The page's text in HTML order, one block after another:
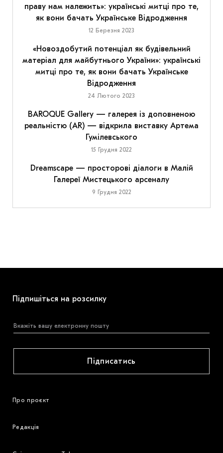
праву нам належить»: українські митці про те,
як вони бачать Українське Відродження
12 Березня 2023
«Новоздобутий потенціал як будівельний
матеріал для майбутнього України»: українські
митці про те, як вони бачать Українське
Відродження
24 Лютого 2023
BAROQUE Gallery — галерея із доповненою
реальністю (AR) — відкрила виставку Артема
Гумілевського
15 Грудня 2022
Dreamscape — просторові діалоги в Малій
Галереї Мистецького арсеналу
9 Грудня 2022
Підпишіться на розсилку
Підписатись
Про проєкт
Редакція